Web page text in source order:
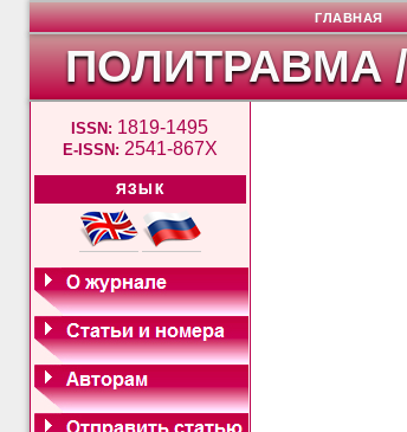
ПОЛИТРАВМА /
ISSN: 1819-1495
E-ISSN: 2541-867X
ЯЗЫК
ГЛАВНАЯ